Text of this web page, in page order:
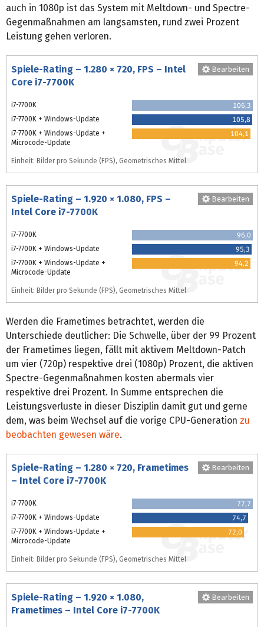
auch in 1080p ist das System mit Meltdown- und Spectre-
Gegenmaßnahmen am langsamsten, rund zwei Prozent
Leistung gehen verloren.
Bearbeiten
Spiele-Rating – 1.280 × 720, FPS – Intel
Core i7-7700K
i7-7700K
106,3
i7-7700K + Windows-Update
105,8
i7-7700K + Windows-Update +
Microcode-Update
104,1
Einheit: Bilder pro Sekunde (FPS), Geometrisches Mittel
Bearbeiten
Spiele-Rating – 1.920 × 1.080, FPS –
Intel Core i7-7700K
i7-7700K
96,0
i7-7700K + Windows-Update
95,3
i7-7700K + Windows-Update +
Microcode-Update
94,2
Einheit: Bilder pro Sekunde (FPS), Geometrisches Mittel
Werden die Frametimes betrachtet, werden die
Unterschiede deutlicher: Die Schwelle, über der 99 Prozent
der Frametimes liegen, fällt mit aktivem Meltdown-Patch
um vier (720p) respektive drei (1080p) Prozent, die aktiven
Spectre-Gegenmaßnahmen kosten abermals vier
respektive drei Prozent. In Summe entsprechen die
Leistungsverluste in dieser Disziplin damit gut und gerne
dem, was beim Wechsel auf die vorige CPU-Generation zu
beobachten gewesen wäre.
Bearbeiten
Spiele-Rating – 1.280 × 720, Frametimes
– Intel Core i7-7700K
i7-7700K
77,7
i7-7700K + Windows-Update
74,7
i7-7700K + Windows-Update +
Microcode-Update
72,0
Einheit: Bilder pro Sekunde (FPS), Geometrisches Mittel
Bearbeiten
Spiele-Rating – 1.920 × 1.080,
Frametimes – Intel Core i7-7700K